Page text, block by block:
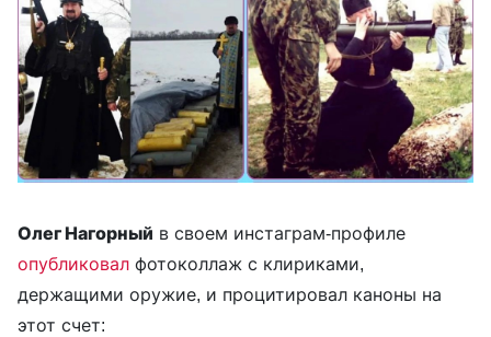
Олег Нагорный в своем инстаграм-профиле
опубликовал фотоколлаж с клириками,
держащими оружие, и процитировал каноны на
этот счет: